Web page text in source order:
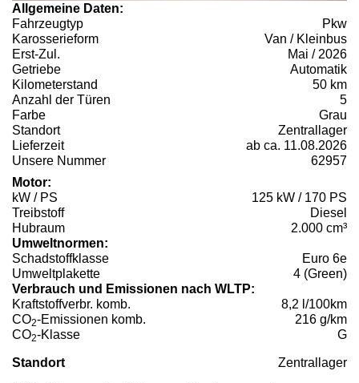
Allgemeine Daten:
Fahrzeugtyp
Pkw
Karosserieform
Van / Kleinbus
Erst-Zul.
Mai / 2026
Getriebe
Automatik
Kilometerstand
50 km
Anzahl der Türen
5
Farbe
Grau
Standort
Zentrallager
Lieferzeit
ab ca. 11.08.2026
Unsere Nummer
62957
Motor:
kW / PS
125 kW / 170 PS
Treibstoff
Diesel
Hubraum
2.000 cm³
Umweltnormen:
Schadstoffklasse
Euro 6e
Umweltplakette
4 (Green)
Verbrauch und Emissionen nach WLTP:
Kraftstoffverbr. komb.
8,2 l/100km
CO2-Emissionen komb.
216 g/km
CO2-Klasse G
Standort Zentrallager